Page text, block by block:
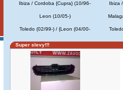
Ibiza / Cordoba {Cupra} (10/96- Ibiza
Leon (10/05-)
Toledo (02/99-) / {Leon (04/00-
Super slevy!!!